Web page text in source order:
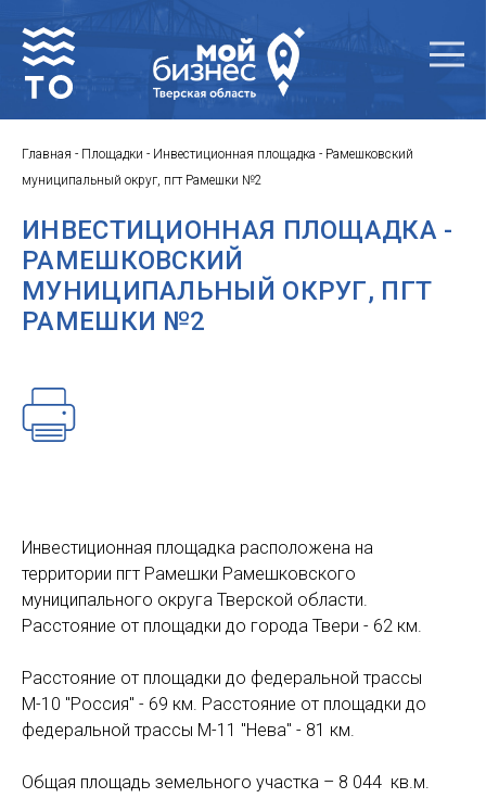
Главная - Площадки - Инвестиционная площадка - Рамешковский
муниципальный округ, пгт Рамешки №2
ИНВЕСТИЦИОННАЯ ПЛОЩАДКА -
РАМЕШКОВСКИЙ
МУНИЦИПАЛЬНЫЙ ОКРУГ, ПГТ
РАМЕШКИ №2
Инвестиционная площадка расположена на
территории пгт Рамешки Рамешковского
муниципального округа Тверской области.
Расстояние от площадки до города Твери - 62 км.
Расстояние от площадки до федеральной трассы
М-10 "Россия" - 69 км. Расстояние от площадки до
федеральной трассы М-11 "Нева" - 81 км.
Общая площадь земельного участка – 8 044 кв.м.